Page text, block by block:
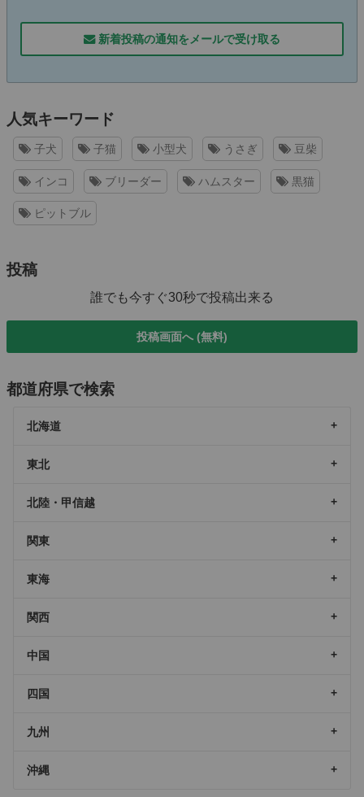
新着投稿の通知をメールで受け取る
人気キーワード
子犬 子猫 小型犬 うさぎ 豆柴
インコ ブリーダー ハムスター 黒猫
ピットブル
投稿
誰でも今すぐ30秒で投稿出来る
投稿画面へ (無料)
都道府県で検索
北海道
東北
北陸・甲信越
関東
東海
関西
中国
四国
九州
沖縄